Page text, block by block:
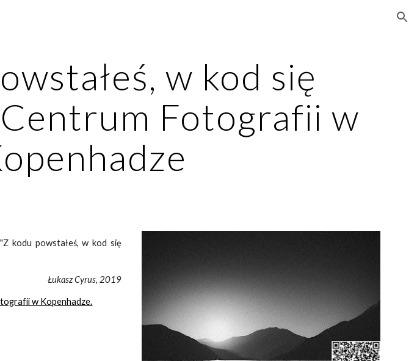
w kod się
Fotografii w
kodu powstałeś, w kod się
Łukasz Cyrus, 2019
w Kopenhadze.